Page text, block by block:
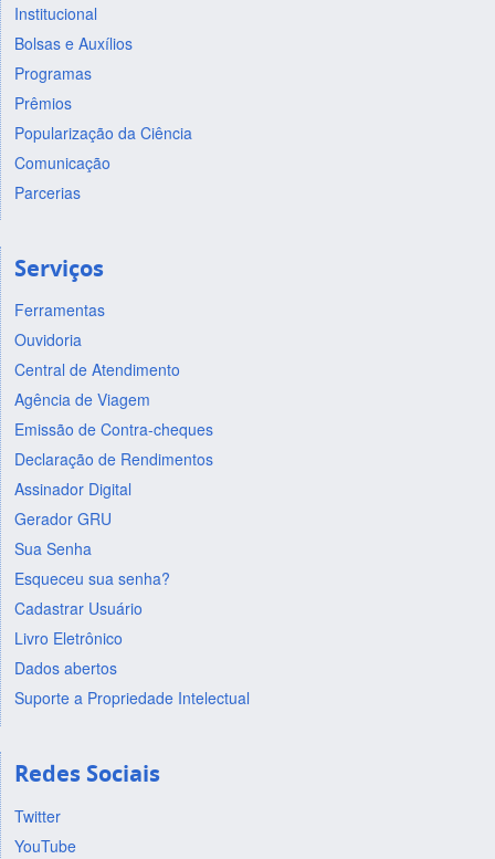
Institucional
Bolsas e Auxílios
Programas
Prêmios
Popularização da Ciência
Comunicação
Parcerias
Serviços
Ferramentas
Ouvidoria
Central de Atendimento
Agência de Viagem
Emissão de Contra-cheques
Declaração de Rendimentos
Assinador Digital
Gerador GRU
Sua Senha
Esqueceu sua senha?
Cadastrar Usuário
Livro Eletrônico
Dados abertos
Suporte a Propriedade Intelectual
Redes Sociais
Twitter
YouTube